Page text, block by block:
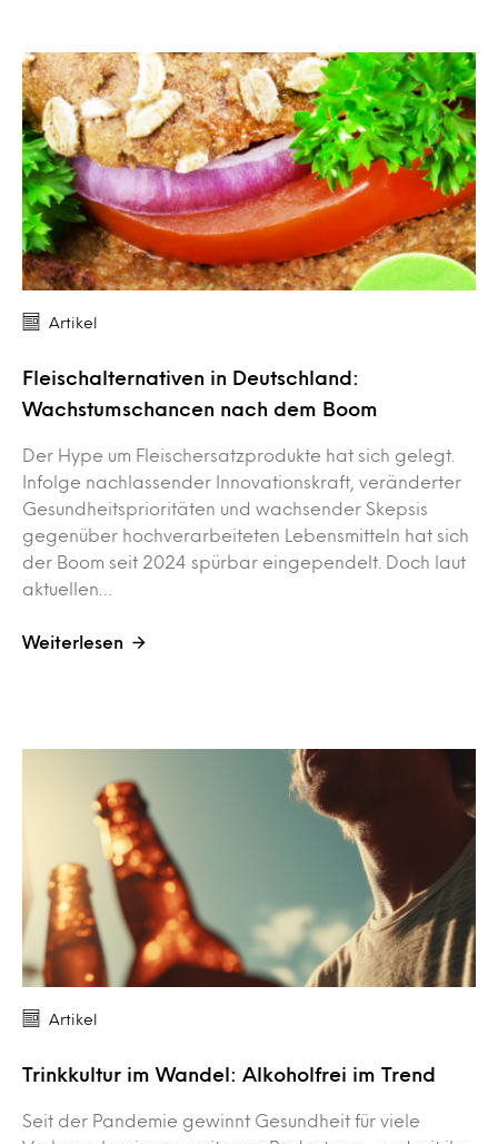
Artikel
Fleischalternativen in Deutschland:
Wachstumschancen nach dem Boom
Der Hype um Fleischersatzprodukte hat sich gelegt.
Infolge nachlassender Innovationskraft, veränderter
Gesundheitsprioritäten und wachsender Skepsis
gegenüber hochverarbeiteten Lebensmitteln hat sich
der Boom seit 2024 spürbar eingependelt. Doch laut
aktuellen…
Weiterlesen
Artikel
Trinkkultur im Wandel: Alkoholfrei im Trend
Seit der Pandemie gewinnt Gesundheit für viele